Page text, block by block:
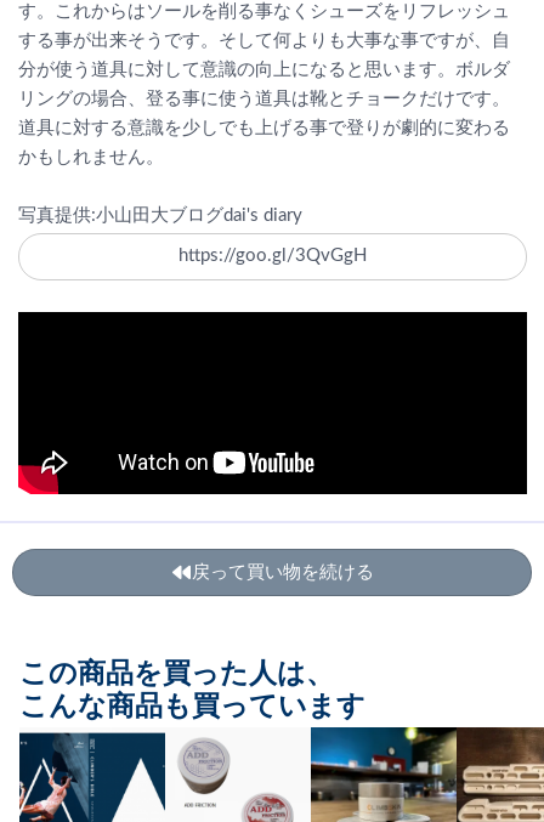
す。これからはソールを削る事なくシューズをリフレッシュ
する事が出来そうです。そして何よりも大事な事ですが、自
分が使う道具に対して意識の向上になると思います。ボルダ
リングの場合、登る事に使う道具は靴とチョークだけです。
道具に対する意識を少しでも上げる事で登りが劇的に変わる
かもしれません。
写真提供:小山田大ブログdai's diary
https://goo.gl/3QvGgH
戻って買い物を続ける
この商品を買った人は、
こんな商品も買っています